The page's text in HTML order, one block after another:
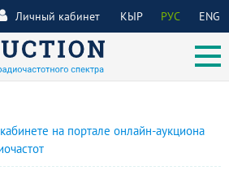
КЫР РУС ENG
Личный кабинет
на портале онлайн-аукциона